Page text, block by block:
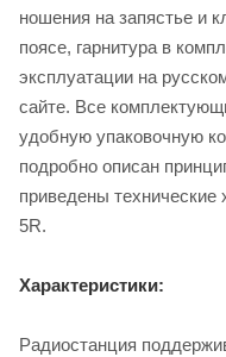
ношения на запястье и
поясе, гарнитура в
эксплуатации на
сайте. Все
удобную упаковочную
подробно описан
приведены технические
5R.
Характеристики:
Радиостанция